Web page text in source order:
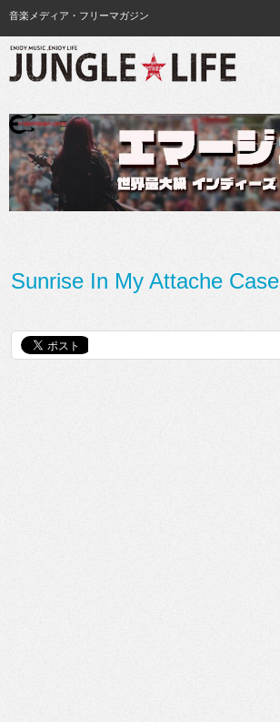
音楽メディア・フリーマガジン
Sunrise In My Attache Case